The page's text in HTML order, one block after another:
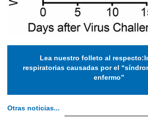
Lea nuestro folleto al respecto:
respiratorias causadas por el
enfermo”
Otras noticias...